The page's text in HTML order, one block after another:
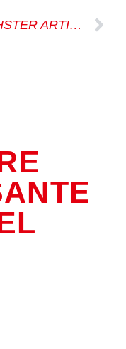
NÄCHSTER ARTIKEL